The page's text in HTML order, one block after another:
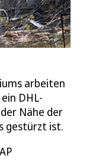
arbeiten
DHL-
Nähe der
gestürzt ist.